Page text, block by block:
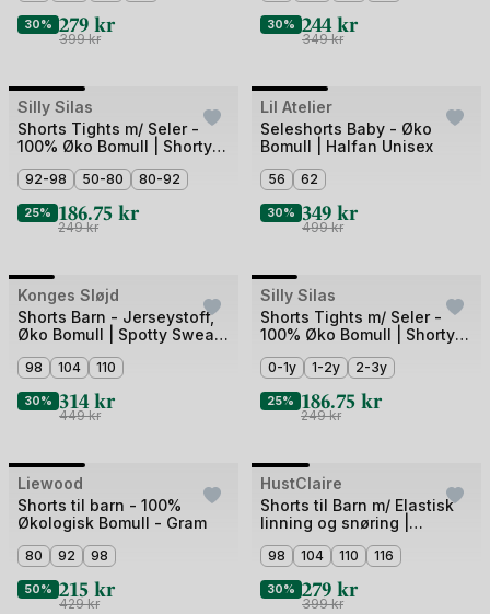
30% 279 kr
399kr
30% 244kr
349kr
Bilde
av
Silly Silas
Shorts Tights m/ Seler -
100% Øko Bomull | Shorty
92-98 50-80 80-92
25% 186.75 kr
249kr
Outlet
Bilde
av
Lil Atelier
Seleshorts Baby - Øko
Bomull | Halfan Unisex
56 62
30% 349 kr
499kr
Outlet
Bilde
av
Konges Sløjd
Shorts Barn - Jerseystoff,
Øko Bomull | Spotty Sweat
98 104 110
30% 314kr
449kr
Bilde
av
Silly Silas
Shorts Tights m/ Seler -
100% Øko Bomull | Shorty
0-1y 1-2y 2-3y
25% 186.75 kr
249kr
Outlet
Bilde
av
Liewood
Shorts til barn - 100%
Økologisk Bomull - Gram
80 92 98
50% 215 kr
429kr
Outlet
Bilde
av
4
HustClaire
Shorts til Barn m/ Elastisk
linning og snøring |
98 104 110 116
30% 279 kr
399kr